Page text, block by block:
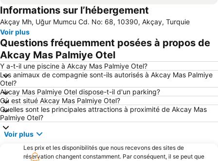
Oren Mahallesi Public Beach
Badavut Beach
Ozdemir Site Plaji
Informations sur l’hébergement
Akçay Mh, Uğur Mumcu Cd. No: 68, 10390, Akçay, Turquie
Voir plus
Questions fréquemment posées à propos de
Akcay Mas Palmiye Otel
Y a-t-il une piscine à Akcay Mas Palmiye Otel?
Les animaux de compagnie sont-ils autorisés à Akcay Mas Palmiye
Otel?
Akcay Mas Palmiye Otel dispose-t-il d'un parking?
Où est situé Akcay Mas Palmiye Otel?
Quelles sont les principales attractions à proximité de Akcay Mas
Palmiye Otel?
Voir plus
Les prix et les disponibilités que nous recevons des sites de
réservation changent constamment. Par conséquent, il se peut que